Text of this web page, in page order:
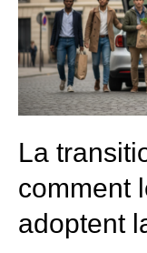
La
comment
adoptent
les
Français
adoptent
la
mobilité
durable